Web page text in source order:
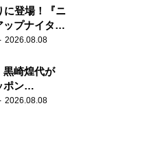
に登場！『ニ
ップナイタ
2026.08.08
黒崎煌代が
ポン
今からとて
2026.08.08